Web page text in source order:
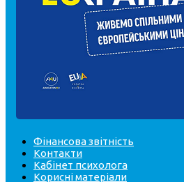
Фінансова звітність
Контакти
Кабінет психолога
Корисні матеріали